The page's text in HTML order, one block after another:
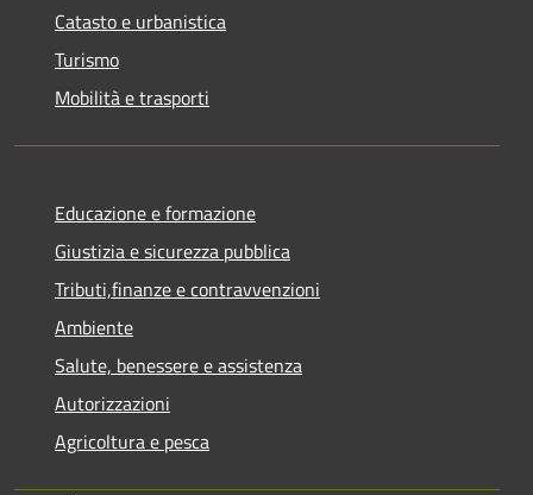
Catasto e urbanistica
Turismo
Mobilità e trasporti
Educazione e formazione
Giustizia e sicurezza pubblica
Tributi,finanze e contravvenzioni
Ambiente
Salute, benessere e assistenza
Autorizzazioni
Agricoltura e pesca